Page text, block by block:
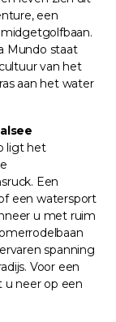
een
Mundo staat
van het
aan het water
ligt het
Een
een watersport
u met ruim
spanning
Voor een
u neer op een